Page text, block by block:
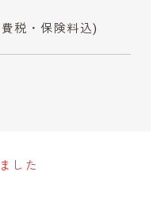
税・保険料込)
した